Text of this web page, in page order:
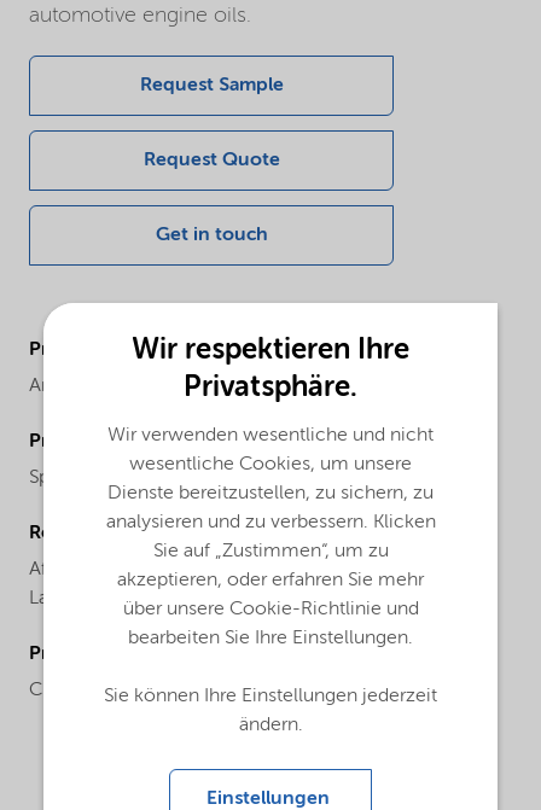
automotive engine oils.
Request Sample
Request Quote
Get in touch
ProductBrand
Armolube®
ProductChemicalFamily
Specialities
Regional availability
Africa,
Asia, Asia Pacific, China, Europe, Global,
Latin America,
Middle East, North America, Oceania
ProductChemicalsName
Chemical name oleylalkylamine
Wir respektieren Ihre
Privatsphäre.
Wir verwenden wesentliche und nicht
wesentliche Cookies, um unsere
Dienste bereitzustellen, zu sichern, zu
analysieren und zu verbessern. Klicken
Sie auf „Zustimmen“, um zu
akzeptieren, oder erfahren Sie mehr
über unsere Cookie-Richtlinie und
bearbeiten Sie Ihre Einstellungen.
Sie können Ihre Einstellungen jederzeit
ändern.
Einstellungen